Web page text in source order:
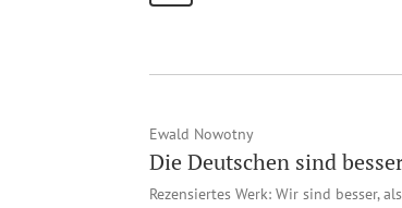
Ewald Nowotny
Die Deutschen sind
Rezensiertes Werk: Wir sind besser,